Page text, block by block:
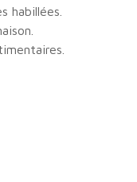
habillées.